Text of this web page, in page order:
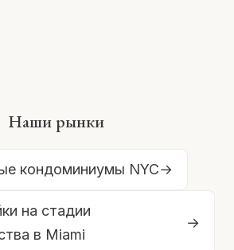
Наши рынки
кондоминиумы NYC→
на стадии
в Miami
→